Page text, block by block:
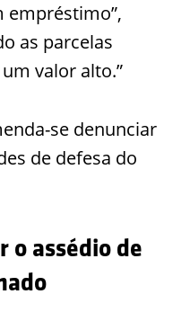
empréstimo”,
as parcelas
valor alto.”
se denunciar
de defesa do
o assédio de